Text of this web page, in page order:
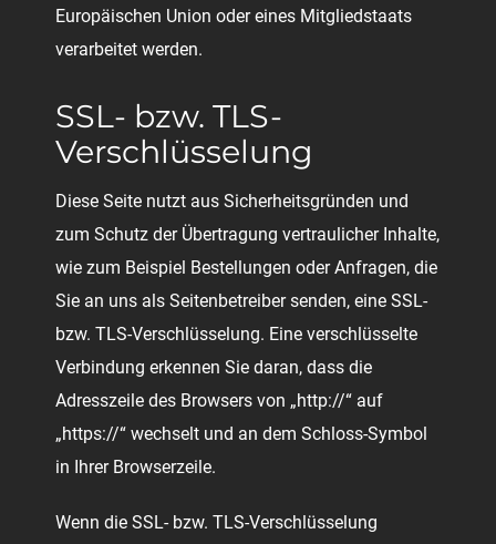
Europäischen Union oder eines Mitgliedstaats
verarbeitet werden.
SSL- bzw. TLS-
Verschlüsselung
Diese Seite nutzt aus Sicherheitsgründen und
zum Schutz der Übertragung vertraulicher Inhalte,
wie zum Beispiel Bestellungen oder Anfragen, die
Sie an uns als Seitenbetreiber senden, eine SSL-
bzw. TLS-Verschlüsselung. Eine verschlüsselte
Verbindung erkennen Sie daran, dass die
Adresszeile des Browsers von „http://“ auf
„https://“ wechselt und an dem Schloss-Symbol
in Ihrer Browserzeile.
Wenn die SSL- bzw. TLS-Verschlüsselung